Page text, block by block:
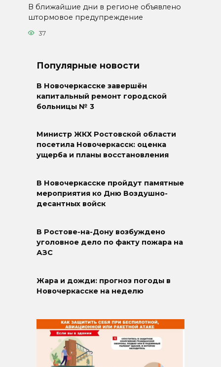
В ближайшие дни в регионе объявлено
штормовое предупреждение
37
Популярные новости
В Новочеркасске завершён
капитальный ремонт городской
больницы № 3
Министр ЖКХ Ростовской области
посетила Новочеркасск: оценка
ущерба и планы восстановления
В Новочеркасске пройдут памятные
мероприятия ко Дню Воздушно-
десантных войск
В Ростове-на-Дону возбуждено
уголовное дело по факту пожара на
АЗС
Жара и дожди: прогноз погоды в
Новочеркасске на неделю